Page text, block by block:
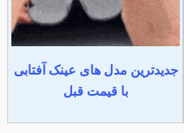
جدیدترین مدل های عینک آفتابی
با قیمت قبل